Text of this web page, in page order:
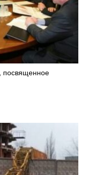
посвященное